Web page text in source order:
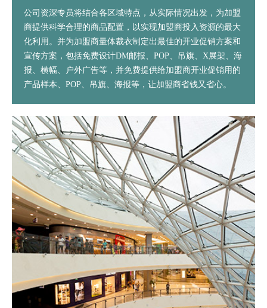
公司资深专员将结合各区域特点，从实际情况出发，为加盟
商提供科学合理的商品配置，以实现加盟商投入资源的最大
化利用。并为加盟商量体裁衣制定出最佳的开业促销方案和
宣传方案，包括免费设计DM邮报、POP、吊旗、X展架、海
报、横幅、户外广告等，并免费提供给加盟商开业促销用的
产品样本、POP、吊旗、海报等，让加盟商省钱又省心。